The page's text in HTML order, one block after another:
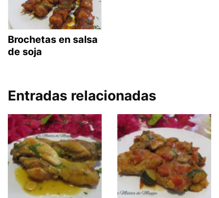
Brochetas en salsa
de soja
Entradas relacionadas